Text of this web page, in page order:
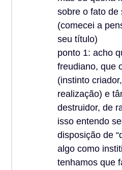
sobre o fato de
(comecei a
seu título)
ponto 1: acho
freudiano, que
(instinto
realização) e
destruidor, de
isso entendo
disposição de
algo como
tenhamos que